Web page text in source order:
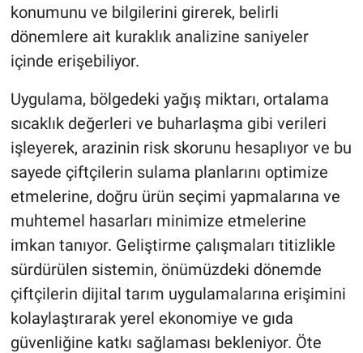
konumunu ve bilgilerini girerek, belirli
dönemlere ait kuraklık analizine saniyeler
içinde erişebiliyor.
Uygulama, bölgedeki yağış miktarı, ortalama
sıcaklık değerleri ve buharlaşma gibi verileri
işleyerek, arazinin risk skorunu hesaplıyor ve bu
sayede çiftçilerin sulama planlarını optimize
etmelerine, doğru ürün seçimi yapmalarına ve
muhtemel hasarları minimize etmelerine
imkan tanıyor. Geliştirme çalışmaları titizlikle
sürdürülen sistemin, önümüzdeki dönemde
çiftçilerin dijital tarım uygulamalarına erişimini
kolaylaştırarak yerel ekonomiye ve gıda
güvenliğine katkı sağlaması bekleniyor. Öte